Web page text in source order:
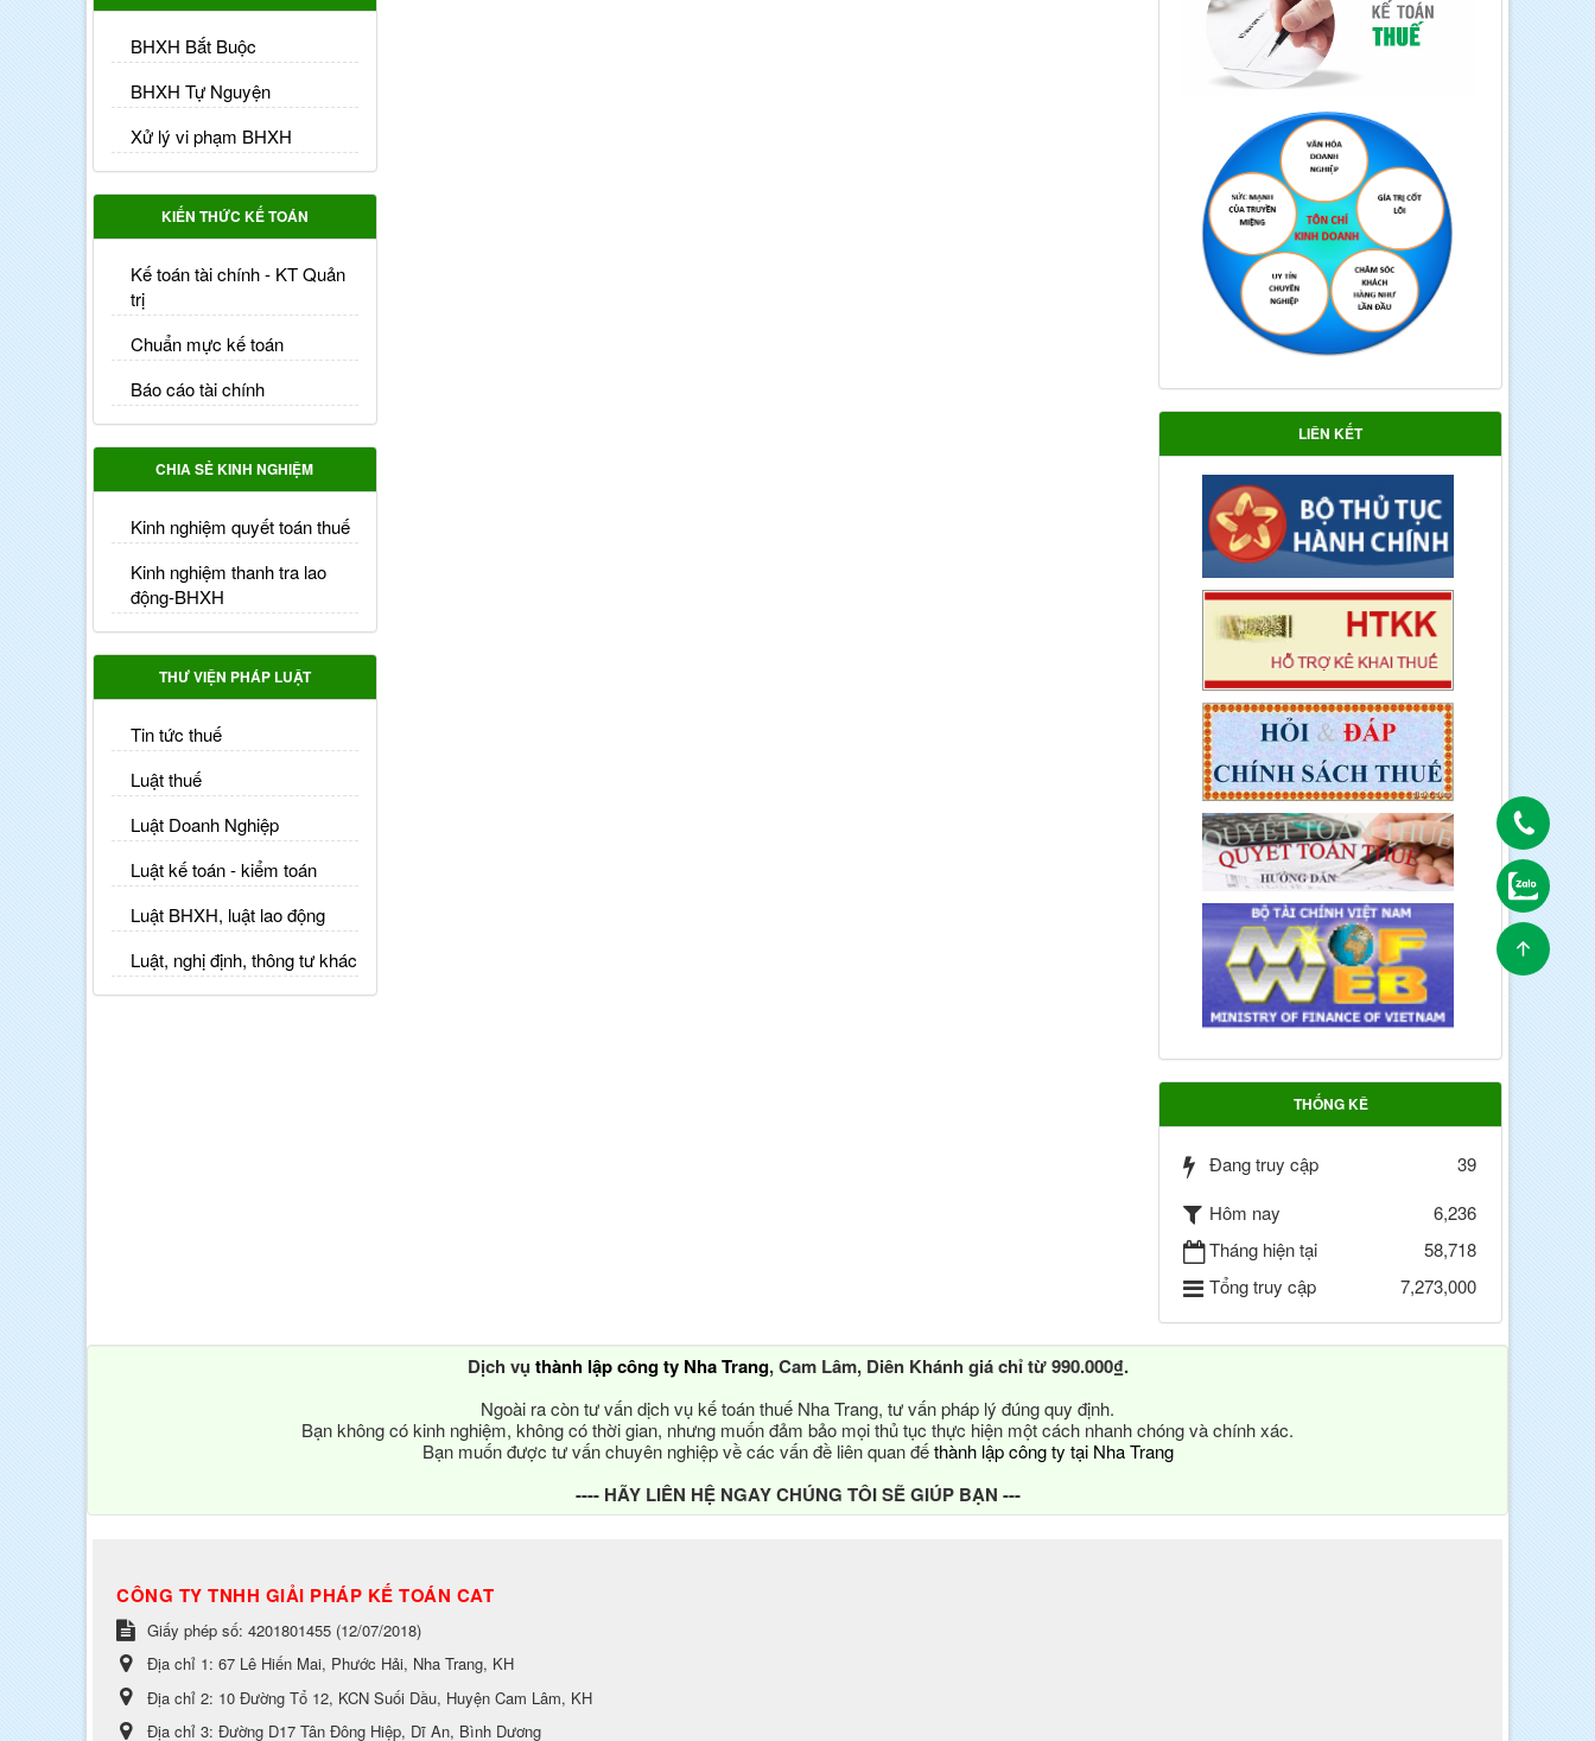
LIÊN KẾT
THỐNG KÊ
Đang truy cập
39
Hôm nay
6,236
Tháng hiện tại
58,718
Tổng truy cập
7,273,000
BHXH Bắt Buộc
BHXH Tự Nguyện
Xử lý vi phạm BHXH
KIẾN THỨC KẾ TOÁN
Kế toán tài chính - KT Quản
trị
Chuẩn mực kế toán
Báo cáo tài chính
CHIA SẺ KINH NGHIỆM
Kinh nghiệm quyết toán thuế
Kinh nghiệm thanh tra lao
động-BHXH
THƯ VIỆN PHÁP LUẬT
Tin tức thuế
Luật thuế
Luật Doanh Nghiệp
Luật kế toán - kiểm toán
Luật BHXH, luật lao động
Luật, nghị định, thông tư khác
Dịch vụ thành lập công ty Nha Trang, Cam Lâm, Diên Khánh giá chỉ từ 990.000₫.
Ngoài ra còn tư vấn dịch vụ kế toán thuế Nha Trang, tư vấn pháp lý đúng quy định.
Bạn không có kinh nghiệm, không có thời gian, nhưng muốn đảm bảo mọi thủ tục thực hiện một cách nhanh chóng và chính xác.
Bạn muốn được tư vấn chuyên nghiệp về các vấn đề liên quan đếthành lập công ty tại Nha Trang
---- HÃY LIÊN HỆ NGAY CHÚNG TÔI SẼ GIÚP BẠN ---
CÔNG TY TNHH GIẢI PHÁP KẾ TOÁN CAT
Giấy phép số: 4201801455 (12/07/2018)
Địa chỉ 1: 67 Lê Hiến Mai, Phước Hải, Nha Trang, KH
Địa chỉ 2: 10 Đường Tổ 12, KCN Suối Dầu, Huyện Cam Lâm, KH
Địa chỉ 3: Đường D17 Tân Đông Hiệp, Dĩ An, Bình Dương